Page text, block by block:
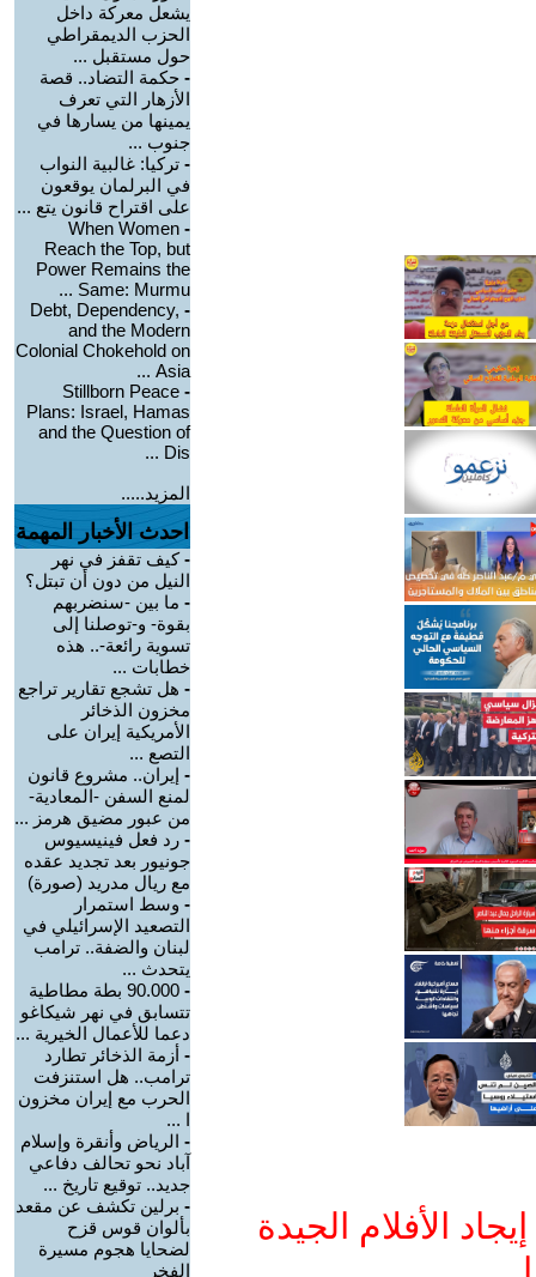
الأفلام الجيدة
يشعل معركة داخل
الحزب الديمقراطي
حول مستقبل ...
- حكمة التضاد.. قصة
الأزهار التي تعرف
يمينها من يسارها في
جنوب ...
- تركيا: غالبية النواب
في البرلمان يوقعون
على اقتراح قانون يتع ...
-
When Women
Reach the Top, but
Power Remains the
Same: Murmu ...
-
Debt, Dependency,
and the Modern
Colonial Chokehold on
Asia ...
-
Stillborn Peace
Plans: Israel, Hamas
and the Question of
Dis ...
المزيد.....
احدث الأخبار المهمة
-كيف تقفز في نهر
النيل من دون أن تبتل؟
- ما بين -سنضربهم
بقوة- و-توصلنا إلى
تسوية رائعة-.. هذه
خطابات ...
- هل تشجع تقارير تراجع
مخزون الذخائر
الأمريكية إيران على
التصع ...
- إيران.. مشروع قانون
لمنع السفن -المعادية-
من عبور مضيق هرمز ...
- رد فعل فينيسيوس
جونيور بعد تجديد عقده
مع ريال مدريد (صورة)
- وسط استمرار
التصعيد الإسرائيلي في
لبنان والضفة.. ترامب
يتحدث ...
-
90.000 بطة مطاطية
تتسابق في نهر شيكاغو
دعما للأعمال الخيرية ...
- أزمة الذخائر تطارد
ترامب.. هل استنزفت
الحرب مع إيران مخزون
ا ...
- الرياض وأنقرة وإسلام
آباد نحو تحالف دفاعي
جديد.. توقيع تاريخ ...
- برلين تكشف عن مقعد
بألوان قوس قزح
لضحايا هجوم مسيرة
الفخر